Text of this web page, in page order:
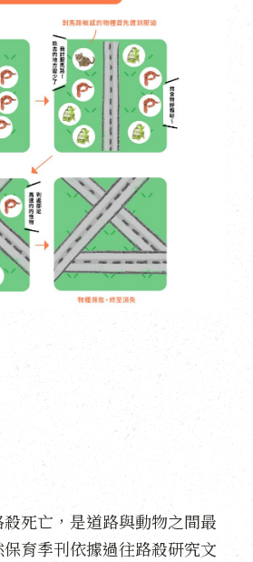
死亡，是道路與動物之間最
育季刊依據過往路殺研究文